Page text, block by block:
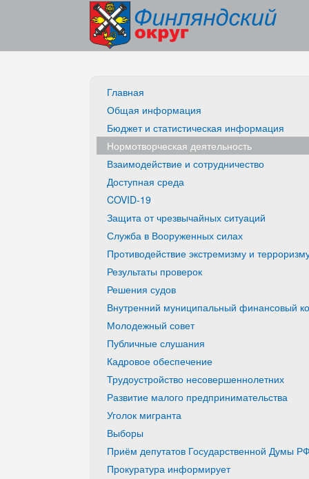
Главная
Общая информация
Бюджет и статистическая информация
Нормотворческая деятельность
Взаимодействие и сотрудничество
Доступная среда
COVID-19
Защита от чрезвычайных ситуаций
Служба в Вооруженных силах
Противодействие экстремизму и
Результаты проверок
Решения судов
Внутренний муниципальный финансовый
Молодежный совет
Публичные слушания
Кадровое обеспечение
Трудоустройство несовершеннолетних
Развитие малого предпринимательства
Уголок мигранта
Выборы
Приём депутатов Государственной Думы
Прокуратура информирует